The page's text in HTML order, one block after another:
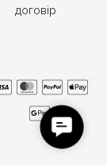
договір
C